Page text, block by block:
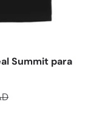
Summit para